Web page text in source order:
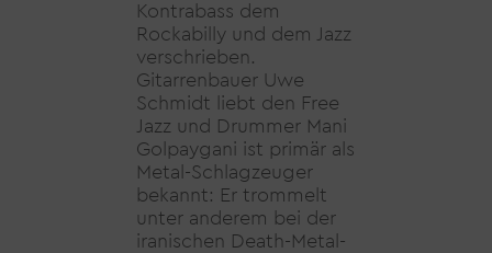
Kontrabass dem
Rockabilly und dem Jazz
verschrieben.
Gitarrenbauer Uwe
Schmidt liebt den Free
Jazz und Drummer Mani
Golpaygani ist primär als
Metal-Schlagzeuger
bekannt: Er trommelt
unter anderem bei der
iranischen Death-Metal-